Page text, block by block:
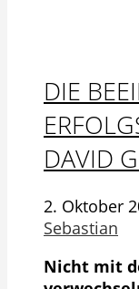
DIE
DAVID
2. Oktober
Sebastian
Nicht mit